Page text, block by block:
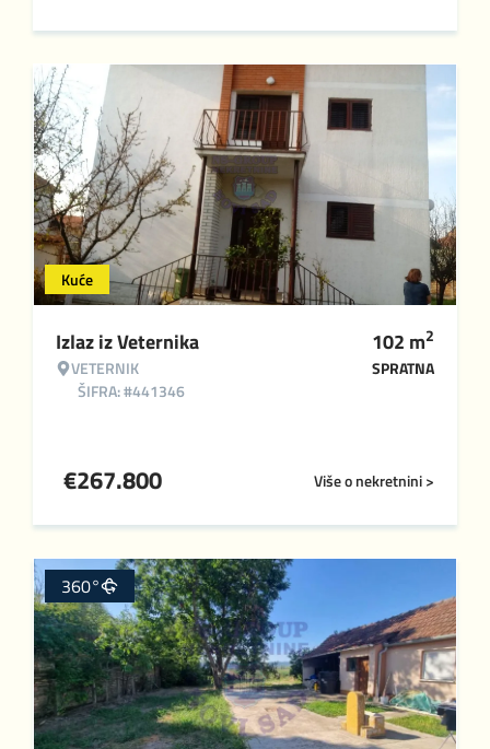
Kuće
Izlaz iz Veternika
VETERNIK
ŠIFRA: #441346
102 m2
SPRATNA
Više o nekretnini >
€267.800
360°